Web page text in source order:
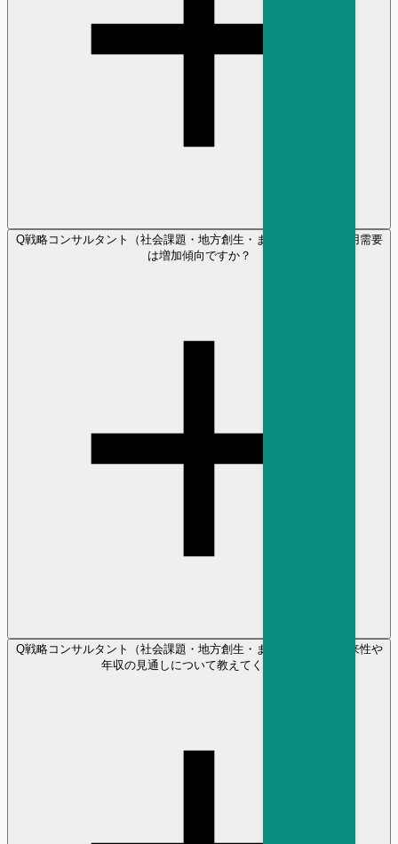
Q戦略コンサルタント（社会課題・地方創生・まちづくり）の採用需要
は増加傾向ですか？
Q戦略コンサルタント（社会課題・地方創生・まちづくり）の将来性や
年収の見通しについて教えてください